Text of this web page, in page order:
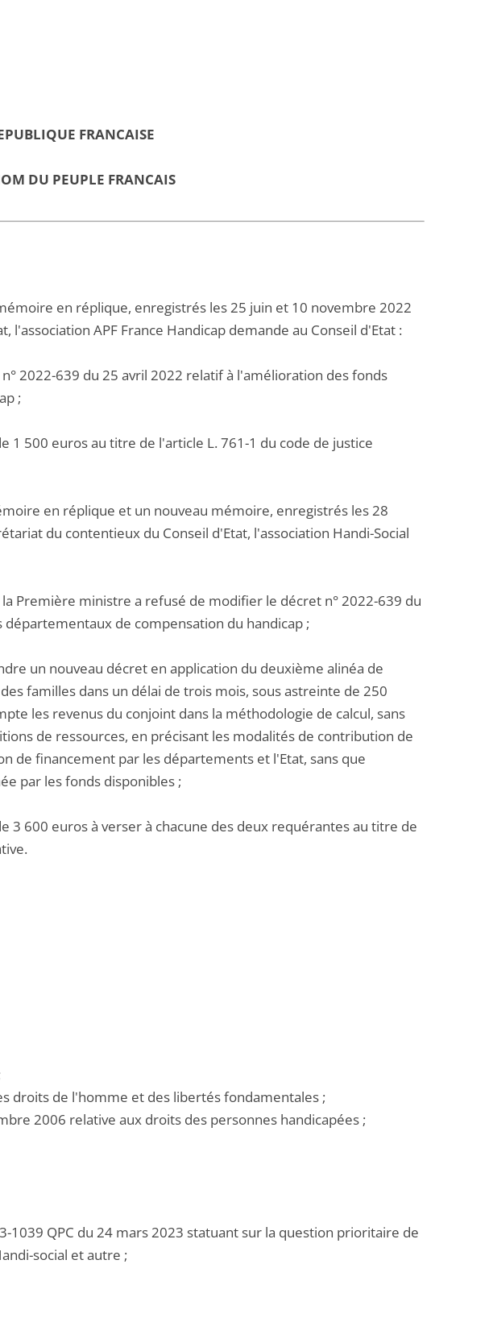
FRANCAISE
DU PEUPLE FRANCAIS
en réplique, enregistrés les 25 juin et 10 novembre 2022
APF France Handicap demande au Conseil d'Etat :
2022-639 du 25 avril 2022 relatif à l'amélioration des fonds
;
1 500 euros au titre de l'article L. 761-1 du code de justice
en réplique et un nouveau mémoire, enregistrés les 28
du contentieux du Conseil d'Etat, l'association Handi-Social
Première ministre a refusé de modifier le décret n° 2022-639 du
de compensation du handicap ;
un nouveau décret en application du deuxième alinéa de
familles dans un délai de trois mois, sous astreinte de 250
les revenus du conjoint dans la méthodologie de calcul, sans
de ressources, en précisant les modalités de contribution de
de financement par les départements et l'Etat, sans que
par les fonds disponibles ;
3 600 euros à verser à chacune des deux requérantes au titre de
droits de l'homme et des libertés fondamentales ;
2006 relative aux droits des personnes handicapées ;
1039 QPC du 24 mars 2023 statuant sur la question prioritaire de
social et autre ;